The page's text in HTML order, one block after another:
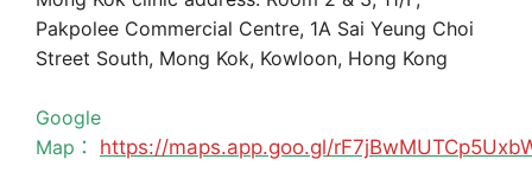
Pakpolee Commercial Centre, 1A Sai Yeung Choi
Street South, Mong Kok, Kowloon, Hong Kong
Google
Map： https://maps.app.goo.gl/